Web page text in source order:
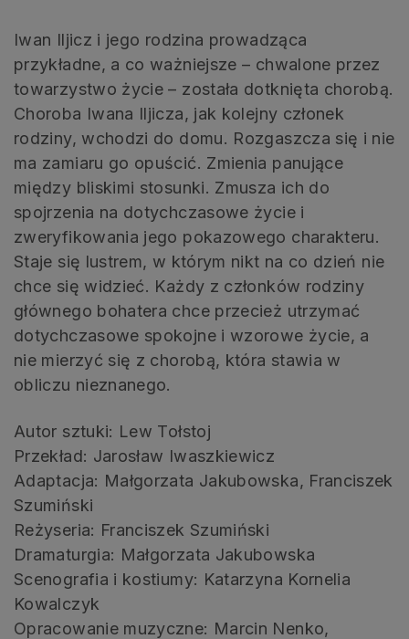
Iwan Iljicz i jego rodzina prowadząca
przykładne, a co ważniejsze – chwalone przez
towarzystwo życie – została dotknięta chorobą.
Choroba Iwana Iljicza, jak kolejny członek
rodziny, wchodzi do domu. Rozgaszcza się i nie
ma zamiaru go opuścić. Zmienia panujące
między bliskimi stosunki. Zmusza ich do
spojrzenia na dotychczasowe życie i
zweryfikowania jego pokazowego charakteru.
Staje się lustrem, w którym nikt na co dzień nie
chce się widzieć. Każdy z członków rodziny
głównego bohatera chce przecież utrzymać
dotychczasowe spokojne i wzorowe życie, a
nie mierzyć się z chorobą, która stawia w
obliczu nieznanego.
Autor sztuki: Lew Tołstoj
Przekład: Jarosław Iwaszkiewicz
Adaptacja: Małgorzata Jakubowska, Franciszek
Szumiński
Reżyseria: Franciszek Szumiński
Dramaturgia: Małgorzata Jakubowska
Scenografia i kostiumy: Katarzyna Kornelia
Kowalczyk
Opracowanie muzyczne: Marcin Nenko,